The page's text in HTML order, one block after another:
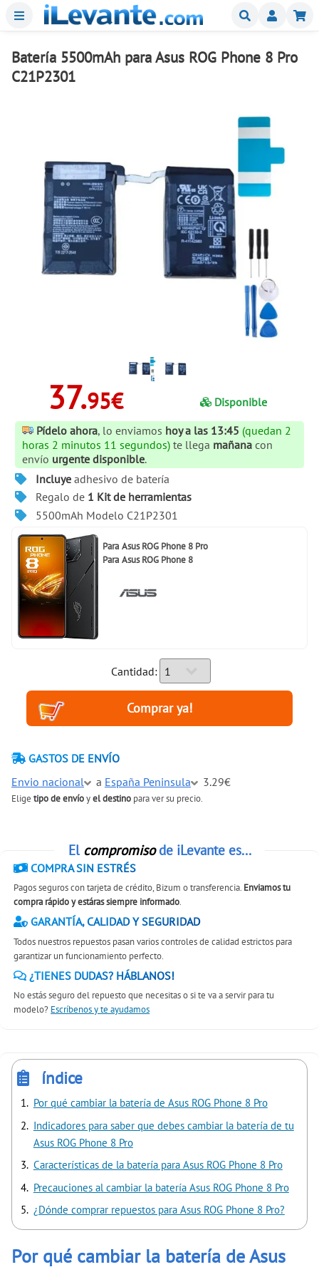
Menu Buscar
Batería 5500mAh para Asus ROG Phone 8 Pro
C21P2301
37.95€
Disponible
Pídelo ahora, lo enviamos hoy a las 13:45 (quedan 2
horas 2 minutos 10 segundos) te llega mañana con
envío urgente disponible.
Incluyeadhesivo de batería
Regalo de 1 Kit de herramientas
5500mAh Modelo C21P2301
Para Asus ROG Phone 8 Pro
Para Asus ROG Phone 8
Cantidad:
GASTOS DE ENVÍO
Envio nacional
a España Peninsula 3.29€
Elige tipo de envíoyel destino para ver su precio.
El compromisode iLevante es...
COMPRA SIN ESTRÉS
Pagos seguros con tarjeta de crédito, Bizum o transferencia. Enviamos tu
compra rápido y estáras siempre informado.
GARANTÍA, CALIDAD Y SEGURIDAD
Todos nuestros repuestos pasan varios controles de calidad estrictos para
garantizar un funcionamiento perfecto.
¿TIENES DUDAS? HÁBLANOS!
No estás seguro del repuesto que necesitas o si te va a servir para tu
modelo? Escríbenos y te ayudamos
índice
Por qué cambiar la batería de Asus ROG Phone 8 Pro
Indicadores para saber que debes cambiar la batería de tu
Asus ROG Phone 8 Pro
Características de la batería para Asus ROG Phone 8 Pro
Precauciones al cambiar la batería Asus ROG Phone 8 Pro
¿Dónde comprar repuestos para Asus ROG Phone 8 Pro?
Por qué cambiar la batería de Asus